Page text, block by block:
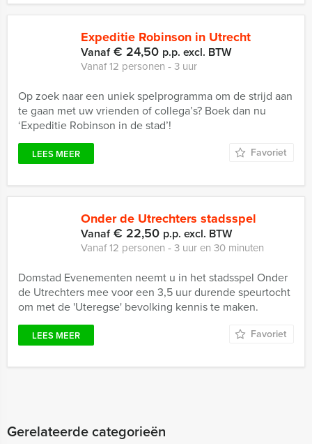
Expeditie Robinson in Utrecht
Vanaf€ 24,50 p.p. excl. BTW
Vanaf 12 personen ‐ 3 uur
Op zoek naar een uniek spelprogramma om de strijd aan
te gaan met uw vrienden of collega’s? Boek dan nu
‘Expeditie Robinson in de stad’!
LEES MEER Favoriet
Onder de Utrechters stadsspel
Vanaf€ 22,50 p.p. excl. BTW
Vanaf 12 personen ‐ 3 uur en 30 minuten
Domstad Evenementen neemt u in het stadsspel Onder
de Utrechters mee voor een 3,5 uur durende speurtocht
om met de 'Uteregse' bevolking kennis te maken.
LEES MEER Favoriet
Gerelateerde categorieën